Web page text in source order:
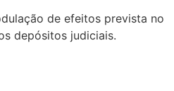
de efeitos prevista no
depósitos judiciais.